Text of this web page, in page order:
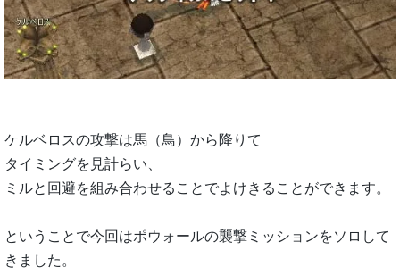
ケルベロスの攻撃は馬（鳥）から降りて
タイミングを見計らい、
ミルと回避を組み合わせることでよけきることができます。
ということで今回はポウォールの襲撃ミッションをソロして
きました。